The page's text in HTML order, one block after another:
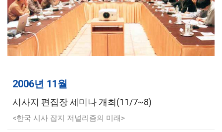
2006년 11월
시사지 편집장 세미나 개최(11/7~8)
<한국 시사 잡지 저널리즘의 미래>